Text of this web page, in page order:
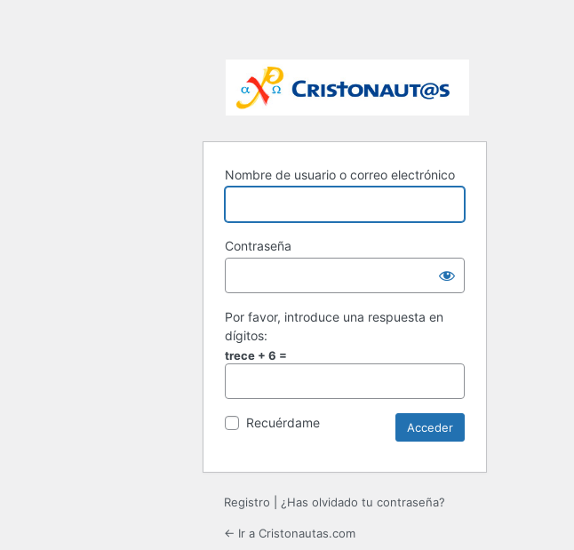
Nombre de usuario o correo electrónico
Contraseña
Por favor, introduce una respuesta en
dígitos:
trece + 6 =
Recuérdame
Registro ¿Has olvidado tu contraseña?
← Ir a Cristonautas.com